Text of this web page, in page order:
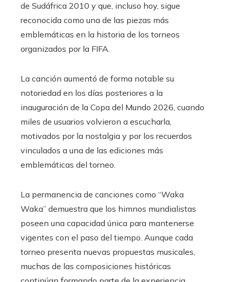
de Sudáfrica 2010 y que, incluso hoy, sigue
reconocida como una de las piezas más
emblemáticas en la historia de los torneos
organizados por la FIFA.
La canción aumentó de forma notable su
notoriedad en los días posteriores a la
inauguración de la Copa del Mundo 2026, cuando
miles de usuarios volvieron a escucharla,
motivados por la nostalgia y por los recuerdos
vinculados a una de las ediciones más
emblemáticas del torneo.
La permanencia de canciones como “Waka
Waka” demuestra que los himnos mundialistas
poseen una capacidad única para mantenerse
vigentes con el paso del tiempo. Aunque cada
torneo presenta nuevas propuestas musicales,
muchas de las composiciones históricas